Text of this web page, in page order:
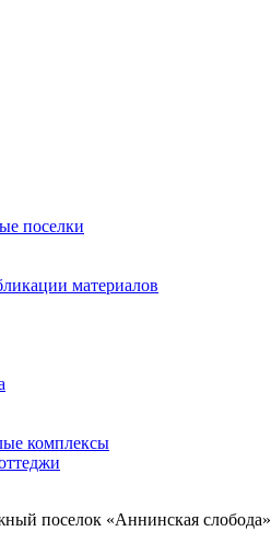
поселки
материалов
комплексы
поселок «Аннинская слобода»